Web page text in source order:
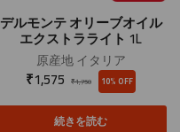
デルモンテ オリーブオイル
エクストラライト 1L
原産地イタリア
₹1,750
₹1,575 10% OFF
続きを読む